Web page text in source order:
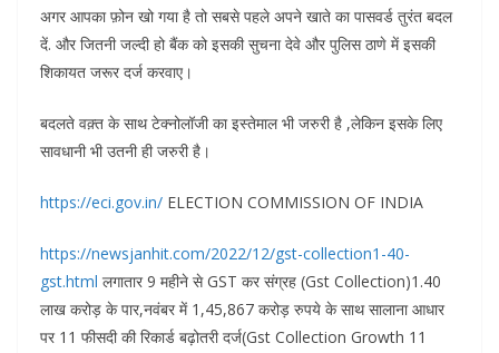
अगर आपका फ़ोन खो गया है तो सबसे पहले अपने खाते का पासवर्ड तुरंत बदल
दें. और जितनी जल्दी हो बैंक को इसकी सुचना देवे और पुलिस ठाणे में इसकी
शिकायत जरूर दर्ज करवाए।
बदलते वक़्त के साथ टेक्नोलॉजी का इस्तेमाल भी जरुरी है ,लेकिन इसके लिए
सावधानी भी उतनी ही जरुरी है।
https://eci.gov.in/ ELECTION COMMISSION OF INDIA
https://newsjanhit.com/2022/12/gst-collection1-40-
gst.html लगातार 9 महीने से GST कर संग्रह (Gst Collection)1.40
लाख करोड़ के पार,नवंबर में 1,45,867 करोड़ रुपये के साथ सालाना आधार
पर 11 फीसदी की रिकार्ड बढ़ोतरी दर्ज(Gst Collection Growth 11